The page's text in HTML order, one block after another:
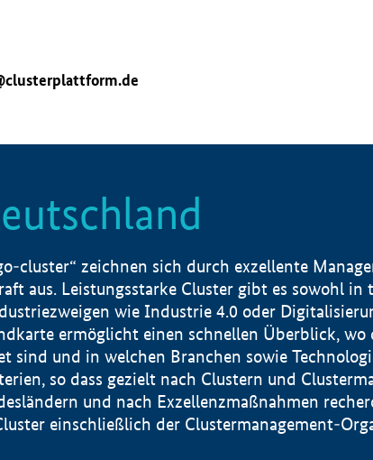
cluster“ zeichnen sich durch exzellente
aus. Leistungsstarke Cluster gibt es sowohl
wie Industrie 4.0 oder
ermöglicht einen schnellen Überblick,
sind und in welchen Branchen sowie
so dass gezielt nach Clustern und
und nach Exzellenzmaßnahmen
einschließlich der Clustermanagement-